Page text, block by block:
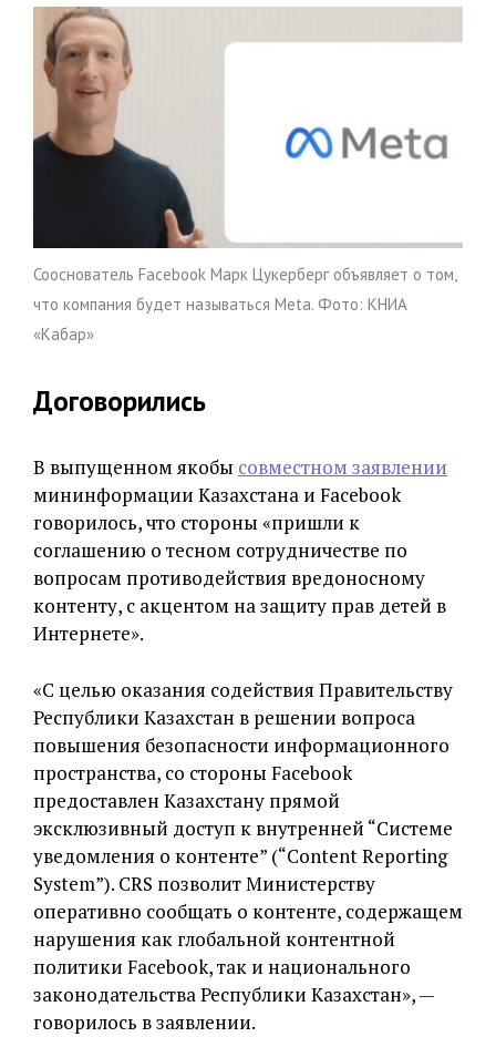
Сооснователь Facebook Марк Цукерберг объявляет о том,
что компания будет называться Meta. Фото: КНИА
«Кабар»
Договорились
В выпущенном якобы совместном заявлении
мининформации Казахстана и Facebook
говорилось, что стороны «пришли к
соглашению о тесном сотрудничестве по
вопросам противодействия вредоносному
контенту, с акцентом на защиту прав детей в
Интернете».
«С целью оказания содействия Правительству
Республики Казахстан в решении вопроса
повышения безопасности информационного
пространства, со стороны Facebook
предоставлен Казахстану прямой
эксклюзивный доступ к внутренней “Системе
уведомления о контенте” (“Content Reporting
System”). CRS позволит Министерству
оперативно сообщать о контенте, содержащем
нарушения как глобальной контентной
политики Facebook, так и национального
законодательства Республики Казахстан», —
говорилось в заявлении.